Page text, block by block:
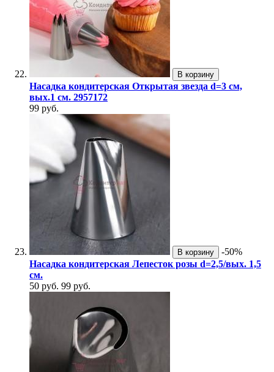
В корзину
Насадка кондитерская Открытая звезда d=3 см,
вых.1 см. 2957172
99 руб.
В корзину
-50%
Насадка кондитерская Лепесток розы d=2,5/вых. 1,5
см.
50 руб. 99 руб.